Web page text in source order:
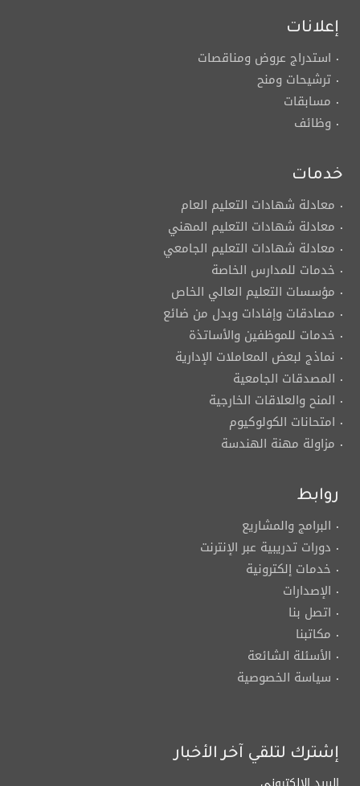
إعلانات
استدراج عروض ومناقصات
ترشيحات ومنح
مسابقات
وظائف
خدمات
معادلة شهادات التعليم العام
معادلة شهادات التعليم المهني
معادلة شهادات التعليم الجامعي
خدمات للمدارس الخاصة
مؤسسات التعليم العالي الخاص
مصادقات وإفادات وبدل من ضائع
خدمات للموظفين والأساتذة
نماذج لبعض المعاملات الإدارية
المصدقات الجامعية
المنح والعلاقات الخارجية
امتحانات الكولوكيوم
مزاولة مهنة الهندسة
روابط
البرامج والمشاريع
دورات تدريبية عبر الإنترنت
خدمات إلكترونية
الإصدارات
اتصل بنا
مكاتبنا
الأسئلة الشائعة
سياسة الخصوصية
إشترك لتلقي آخر الأخبار